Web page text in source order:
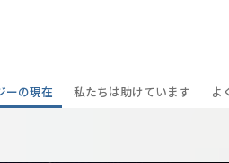
ーの現在 私たちは助けています よ